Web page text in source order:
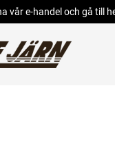
vår e-handel och gå till